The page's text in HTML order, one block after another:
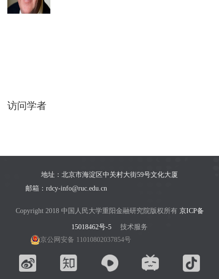
访问学者
地址：北京市海淀区中关村大街59号文化大厦
邮箱：rdcy-info@ruc.edu.cn
Copyright 2018 中国人民大学重阳金融研究院版权所有 京ICP备
15018462号-5
技术服务
京公网安备 11010802037854号